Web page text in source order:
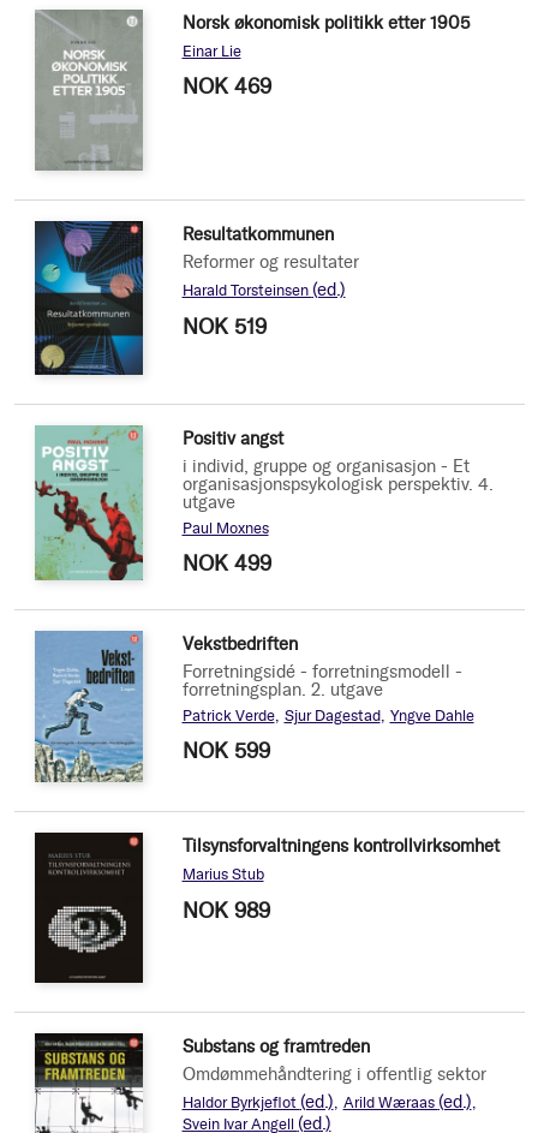
Norsk økonomisk politikk etter 1905
Einar Lie
NOK 469
Resultatkommunen
Reformer og resultater
Harald Torsteinsen (ed.)
NOK 519
Positiv angst
i individ, gruppe og organisasjon - Et
organisasjonspsykologisk perspektiv. 4.
utgave
Paul Moxnes
NOK 499
Vekstbedriften
Forretningsidé - forretningsmodell -
forretningsplan. 2. utgave
Patrick Verde Sjur Dagestad Yngve Dahle
NOK 599
Tilsynsforvaltningens kontrollvirksomhet
Marius Stub
NOK 989
Substans og framtreden
Omdømmehåndtering i offentlig sektor
Haldor Byrkjeflot (ed.) Arild Wæraas (ed.)
Svein Ivar Angell (ed.)